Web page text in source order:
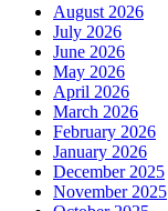
August 2026
July 2026
June 2026
May 2026
April 2026
March 2026
February 2026
January 2026
December 2025
November 2025